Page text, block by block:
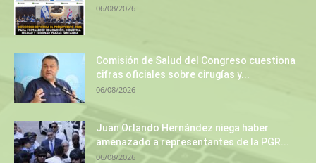
06/08/2026
Comisión de Salud del Congreso cuestiona
cifras oficiales sobre cirugías y...
06/08/2026
Juan Orlando Hernández niega haber
amenazado a representantes de la PGR...
06/08/2026